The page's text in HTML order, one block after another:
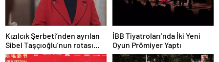
Kızılcık Şerbeti’nden ayrılan
Sibel Taşçıoğlu’nun rotası
belli oldu
İBB Tiyatroları’nda İki Yeni
Oyun Prömiyer Yaptı